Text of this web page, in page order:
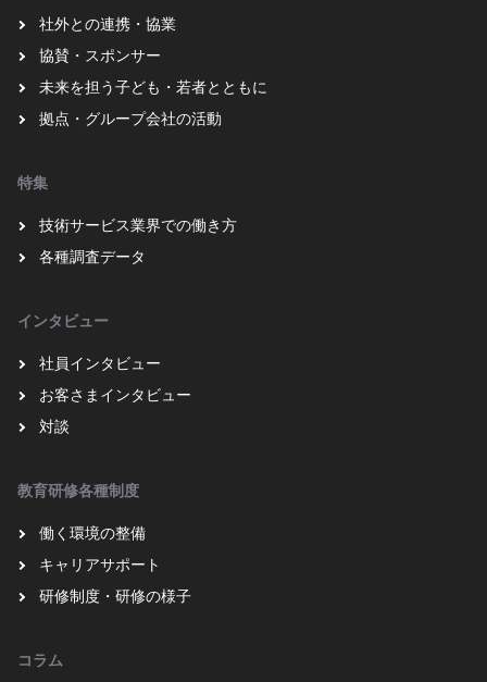
社外との連携・協業
協賛・スポンサー
未来を担う子ども・若者とともに
拠点・グループ会社の活動
特集
技術サービス業界での働き方
各種調査データ
インタビュー
社員インタビュー
お客さまインタビュー
対談
教育研修各種制度
働く環境の整備
キャリアサポート
研修制度・研修の様子
コラム